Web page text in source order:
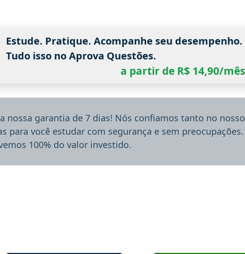
Estude. Pratique. Acompanhe seu desempenho.
Tudo isso no Aprova Questões.
a partir de R$ 14,90/mês
a nossa garantia de 7 dias! Nós confiamos tanto no
para você estudar com segurança e sem
100% do valor investido.